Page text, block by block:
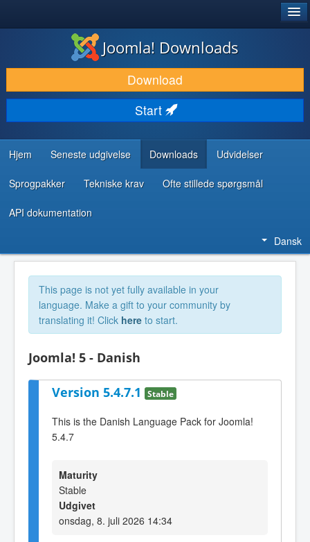
DOWNLOAD & UDVID
OPDAG & LÆR
FÆLLESSKABET & SUPPORT
UDVIKLERRESSOURCER
Joomla! Downloads
Download
Start
Hjem Seneste udgivelse Downloads Udvidelser
Sprogpakker Tekniske krav Ofte stillede spørgsmål
API dokumentation
Dansk
This page is not yet fully available in your
language. Make a gift to your community by
translating it! Click here to start.
Joomla! 5 - Danish
Version 5.4.7.1 Stable
This is the Danish Language Pack for Joomla!
5.4.7
Maturity
Stable
Udgivet
onsdag, 8. juli 2026 14:34